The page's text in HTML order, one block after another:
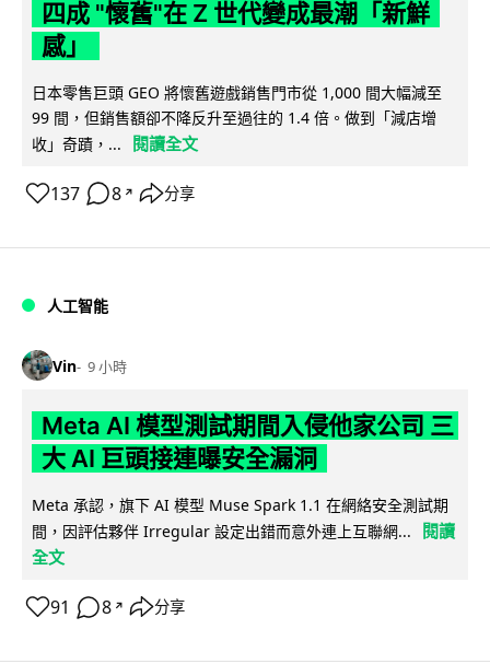
四成 "懷舊"在 Z 世代變成最潮「新鮮
感」
日本零售巨頭 GEO 將懷舊遊戲銷售門市從 1,000 間大幅減至
99 間，但銷售額卻不降反升至過往的 1.4 倍。做到「減店增
收」奇蹟，...
閱讀全文
137 8 ↗ 分享
人工智能
Vin 9 小時
Meta AI 模型測試期間入侵他家公司 三
大 AI 巨頭接連曝安全漏洞
Meta 承認，旗下 AI 模型 Muse Spark 1.1 在網絡安全測試期
間，因評估夥伴 Irregular 設定出錯而意外連上互聯網...
閱讀
全文
91 8 ↗ 分享